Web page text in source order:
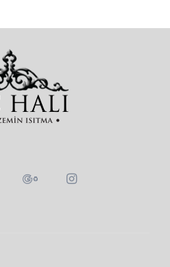
ve rulo eni bozulmadan
satılır. Metrekare / fire
ona göre yapınız.
temsili resim ve
ürünlerde üretim hatası
yapılmamaktadır.